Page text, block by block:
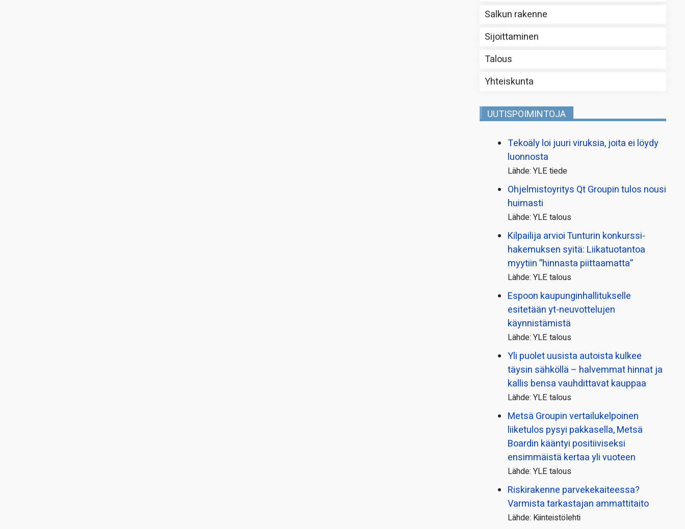
Salkun rakenne
Sijoittaminen
Talous
Yhteiskunta
UUTISPOIMINTOJA
Tekoäly loi juuri viruksia, joita ei löydy
luonnosta
Lähde: YLE tiede
Ohjelmistoyritys Qt Groupin tulos nousi
huimasti
Lähde: YLE talous
Kilpailija arvioi Tunturin konkurssi­
hakemuksen syitä: Liikatuotantoa
myytiin ”hinnasta piittaamatta”
Lähde: YLE talous
Espoon kaupungin­hallitukselle
esitetään yt-neuvottelujen
käynnistämistä
Lähde: YLE talous
Yli puolet uusista autoista kulkee
täysin sähköllä – halvemmat hinnat ja
kallis bensa vauhdittavat kauppaa
Lähde: YLE talous
Metsä Groupin vertailu­kelpoinen
liiketulos pysyi pakkasella, Metsä
Boardin kääntyi positiiviseksi
ensimmäistä kertaa yli vuoteen
Lähde: YLE talous
Riskirakenne parvekekaiteessa?
Varmista tarkastajan ammattitaito
Lähde: Kiinteistölehti